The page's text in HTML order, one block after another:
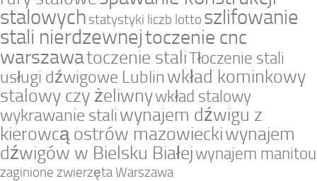
stalowych statystyki liczb lotto szlifowanie
stali nierdzewnejtoczenie cnc
warszawatoczenie staliTłoczenie stali
usługi dźwigowe Lublin wkład kominkowy
stalowy czy żeliwnywkład stalowy
wykrawanie staliwynajem dźwigu z
kierowcą ostrów mazowieckiwynajem
dźwigów w Bielsku Białejwynajem manitou
zaginione zwierzęta Warszawa